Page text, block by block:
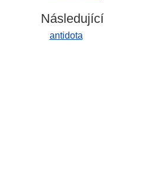
Následující
antidota